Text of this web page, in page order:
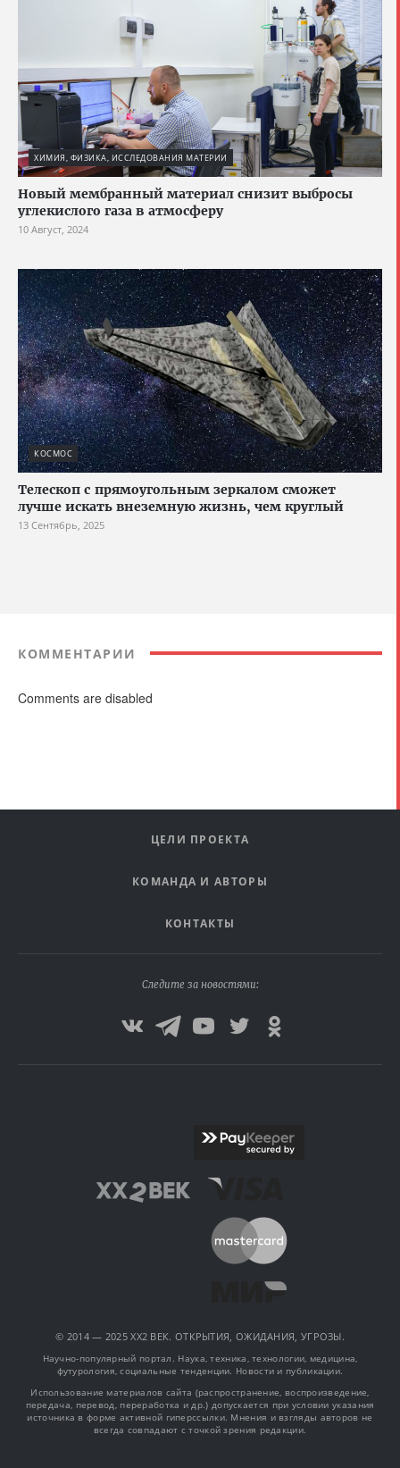
ХИМИЯ, ФИЗИКА, ИССЛЕДОВАНИЯ МАТЕРИИ
Новый мембранный материал снизит выбросы
углекислого газа в атмосферу
10 Август, 2024
КОСМОС
Телескоп с прямоугольным зеркалом сможет
лучше искать внеземную жизнь, чем круглый
13 Сентябрь, 2025
КОММЕНТАРИИ
Comments are disabled
ЦЕЛИ ПРОЕКТА
КОМАНДА И АВТОРЫ
КОНТАКТЫ
Следите за новостями:
© 2014 — 2025 XX2 ВЕК. ОТКРЫТИЯ, ОЖИДАНИЯ, УГРОЗЫ.
Научно-популярный портал. Наука, техника, технологии, медицина,
футурология, социальные тенденции. Новости и публикации.
Использование материалов сайта (распространение, воспроизведение,
передача, перевод, переработка и др.) допускается при условии указания
источника в форме активной гиперссылки. Мнения и взгляды авторов не
всегда совпадают с точкой зрения редакции.